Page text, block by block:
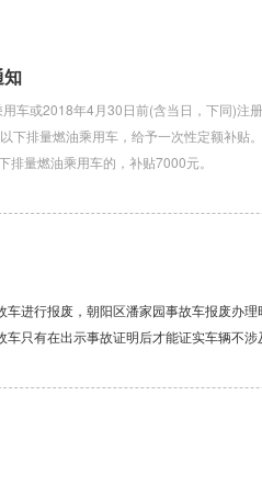
知
车或2018年4月30日前(含当日，下同)注
排量燃油乘用车，给予一次性定额补贴
量燃油乘用车的，补贴7000元。
进行报废，朝阳区潘家园事故车报废办
只有在出示事故证明后才能证实车辆不涉